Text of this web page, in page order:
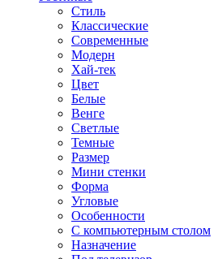
Стиль
Классические
Современные
Модерн
Хай-тек
Цвет
Белые
Венге
Светлые
Темные
Размер
Мини стенки
Форма
Угловые
Особенности
С компьютерным столом
Назначение